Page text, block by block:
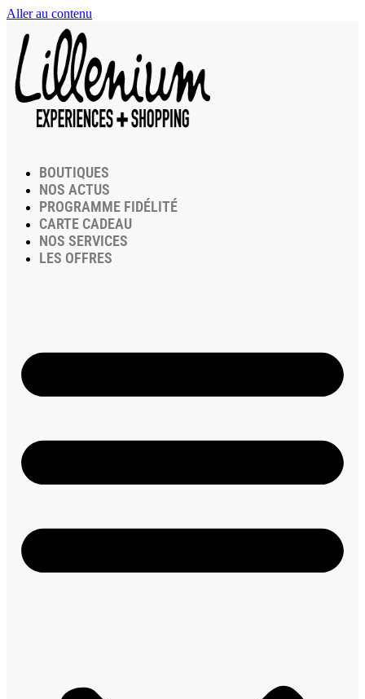
Aller au contenu
BOUTIQUES
NOS ACTUS
PROGRAMME FIDÉLITÉ
CARTE CADEAU
NOS SERVICES
LES OFFRES